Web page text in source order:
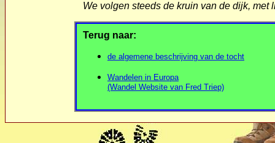
We volgen steeds de kruin van de dijk,
Terug naar:
de algemene beschrijving van de tocht
Wandelen in Europa
(Wandel Website van Fred Triep)